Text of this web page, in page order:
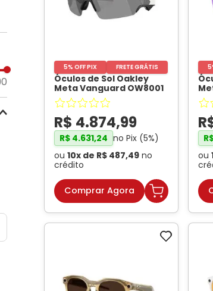
5% OFF PIX FRETE GRÁTIS
Óculos de Sol Oakley
Meta Vanguard OW8001
Branco / Prizm Black
Unissex - OAKLEY META
R$ 4.874,99
R$ 4.631,24 no Pix (5%)
ou 10x de R$ 487,49no
crédito
Comprar Agora
ou